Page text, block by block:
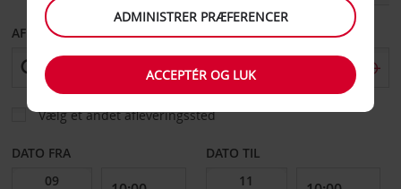
AFHENT FRA
Vælg et andet afleveringssted
DATO FRA DATO TIL
ADMINISTRER PRÆFERENCER
ACCEPTÉR OG LUK